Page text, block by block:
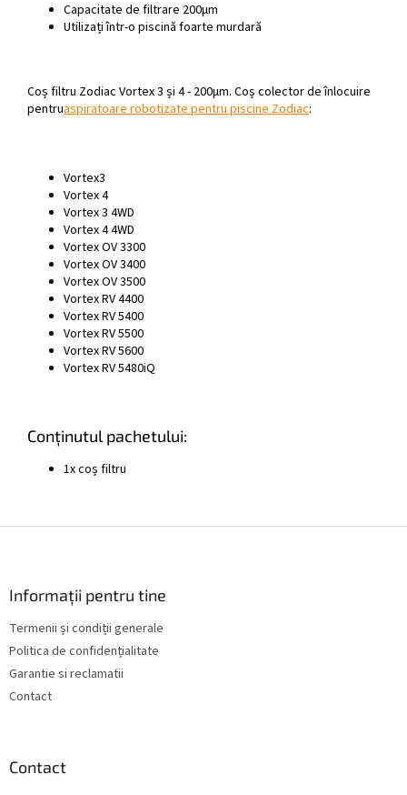
Capacitate de filtrare 200µm
Utilizați într-o piscină foarte murdară
Coș filtru Zodiac Vortex 3 și 4 - 200µm. Coș colector de înlocuire
pentruaspiratoare robotizate pentru piscine Zodiac:
Vortex3
Vortex 4
Vortex 3 4WD
Vortex 4 4WD
Vortex OV 3300
Vortex OV 3400
Vortex OV 3500
Vortex RV 4400
Vortex RV 5400
Vortex RV 5500
Vortex RV 5600
Vortex RV 5480iQ
Conținutul pachetului:
1x coș filtru
Informații pentru tine
Termenii și condiții generale
Politica de confidențialitate
Garantie si reclamatii
Contact
Contact